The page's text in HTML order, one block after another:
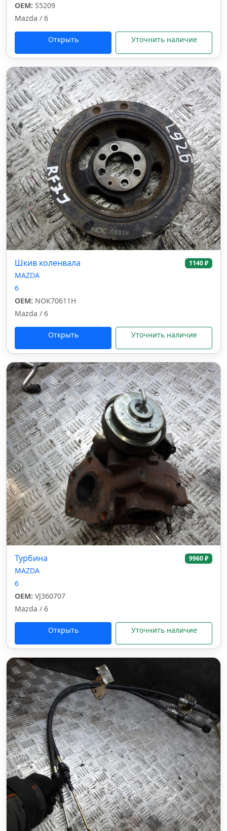
OEM: S5209
Mazda / 6
Открыть Уточнить наличие
Шкив коленвала 1140 ₽
MAZDA
6
OEM: NOK70611H
Mazda / 6
Открыть Уточнить наличие
Турбина 9960 ₽
MAZDA
6
OEM: VJ360707
Mazda / 6
Открыть Уточнить наличие